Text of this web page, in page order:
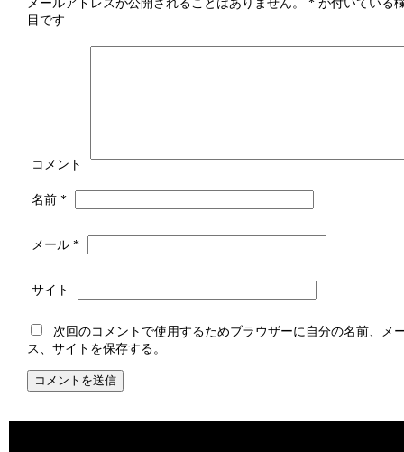
メールアドレスが公開されることはありません。 * が付いている
目です
コメント
名前 *
メール *
サイト
次回のコメントで使用するためブラウザーに自分の名前、メ
ス、サイトを保存する。